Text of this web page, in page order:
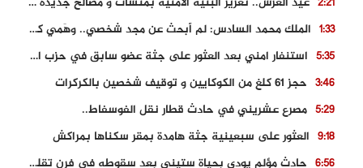
1:33
الملك محمد السادس: لم أبحث عن مجد شخصي.. وهَمي كرامة المغاربة
5:35
استنفار امني بعد العثور على جثة عضو سابق في حزب المصباح بالقنيطرة..
3:46 حجز 61 كلغ من الكوكايين و توقيف شخصين بالكركرات
5:29 مصرع عشريني في حادث قطار نقل الفوسفاط..
9:18 العثور على سبعينية جثة هامدة بمقر سكناها بمراكش
6:56
حادث مؤلم يودي بحياة ستيني بعد سقوطه في فرن تقليدي “للجير”